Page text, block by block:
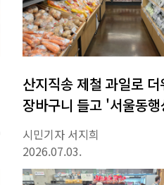
산지직송 제철 과일로
장바구니 들고 '서울동
시민기자 서지희
2026.07.03.